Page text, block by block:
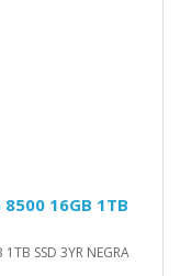
8500 16GB 1TB
SSD 3YR NEGRA